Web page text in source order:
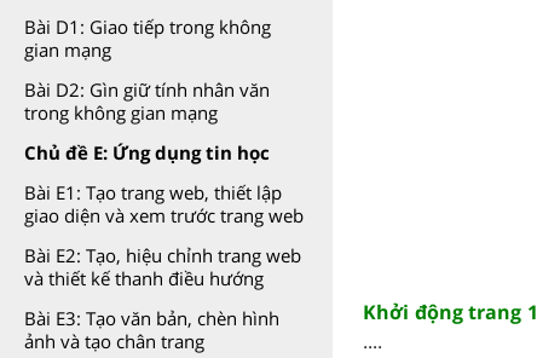
Bài D1: Giao tiếp trong không
gian mạng
Bài D2: Gìn giữ tính nhân văn
trong không gian mạng
Chủ đề E: Ứng dụng tin học
Bài E1: Tạo trang web, thiết lập
giao diện và xem trước trang web
Bài E2: Tạo, hiệu chỉnh trang web
và thiết kế thanh điều hướng
Bài E3: Tạo văn bản, chèn hình
ảnh và tạo chân trang
Khởi động trang
....